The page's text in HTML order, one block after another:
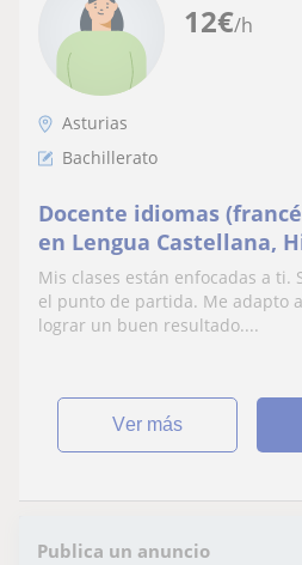
12€/h
Asturias
Bachillerato
Docente idiomas
en Lengua Castellana,
del Arte.Clases online.
experiencia
Mis clases están enfocadas a ti.
el punto de partida. Me adapto
lograr un buen resultado....
ver más
Publica un anuncio